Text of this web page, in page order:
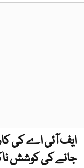
ایف آئی اے کی
جانے کی کوشش ناکام، 24